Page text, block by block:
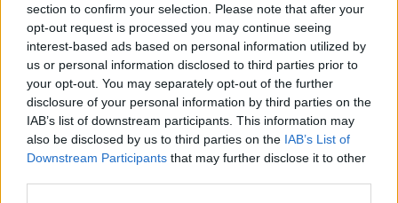
section to confirm your selection. Please note that after your
opt-out request is processed you may continue seeing
interest-based ads based on personal information utilized by
us or personal information disclosed to third parties prior to
your opt-out. You may separately opt-out of the further
disclosure of your personal information by third parties on the
IAB’s list of downstream participants. This information may
also be disclosed by us to third parties on the IAB’s List of
Downstream Participants that may further disclose it to other
ESG Report 2025: Πώς η ΑΒ Βασιλόπουλος μετατρέπει τη
βιωσιμότητα σε καθημερινή πράξη
Stoiximan: «Πού ήσουν;» στις μεγάλες στιγμές του Ολυμπιακού